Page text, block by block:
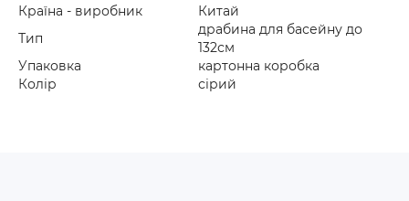
Країна - виробник
Китай
Тип
драбина для басейну до
132см
Упаковка
картонна коробка
Колір
сірий